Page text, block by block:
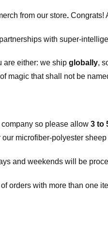
from our store. Congrats!
with super-
are either: we ship globally,
magic that shall not be
company so please allow 3 to
microfiber-polyester
and weekends will be
orders with more than one